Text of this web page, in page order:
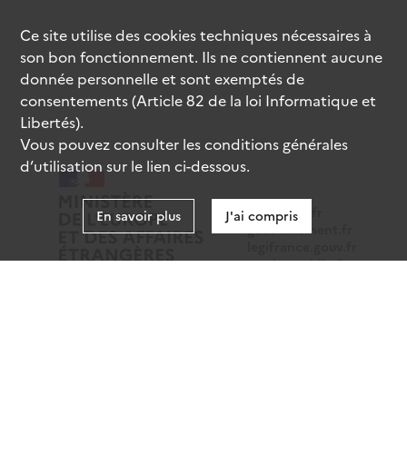
data.gouv.fr
gouvernement.fr
service-public.fr
Ce site utilise descookiestechniques nécessaires à
son bon fonctionnement. Ils ne contiennent aucune
donnée personnelle et sont exemptés de
consentements (Article 82 de la loi Informatique et
Libertés).
Vous pouvez consulter les conditions générales
d’utilisation sur le lien ci-dessous.
En savoir plus J'ai compris